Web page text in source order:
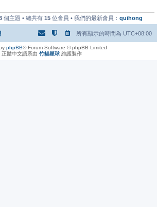
個主題 • 總共有 15 位會員 • 我們的最新會員： quihong
所有顯示的時間為 UTC+08:00
phpBB® Forum Software © phpBB Limited
正體中文語系由 竹貓星球 維護製作